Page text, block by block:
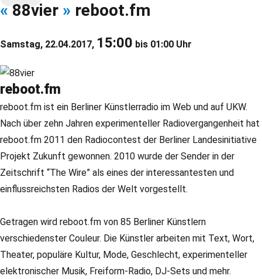
« 88vier » reboot.fm
Samstag, 22.04.2017, 15:00 bis 01:00 Uhr
reboot.fm
reboot.fm ist ein Berliner Künstlerradio im Web und auf UKW.
Nach über zehn Jahren experimenteller Radiovergangenheit hat
reboot.fm 2011 den Radiocontest der Berliner Landesinitiative
Projekt Zukunft gewonnen. 2010 wurde der Sender in der
Zeitschrift “The Wire” als eines der interessantesten und
einflussreichsten Radios der Welt vorgestellt.
Getragen wird reboot.fm von 85 Berliner Künstlern
verschiedenster Couleur. Die Künstler arbeiten mit Text, Wort,
Theater, populäre Kultur, Mode, Geschlecht, experimenteller
elektronischer Musik, Freiform-Radio, DJ-Sets und mehr.